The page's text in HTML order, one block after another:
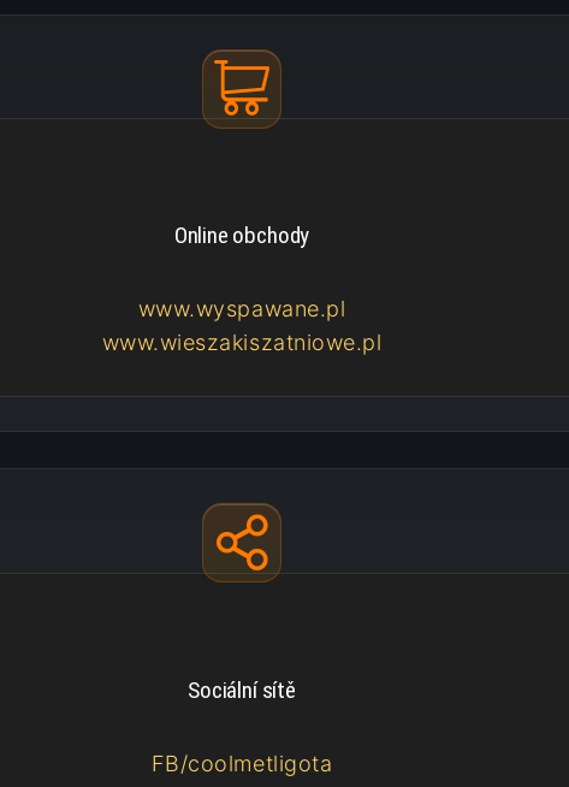
Online obchody
www.wyspawane.pl
www.wieszakiszatniowe.pl
Sociální sítě
FB/coolmetligota